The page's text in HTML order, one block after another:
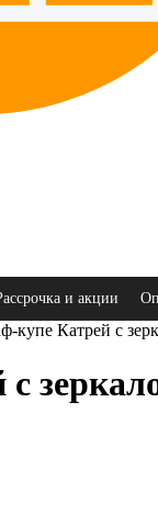
и акции
купе Катрей с